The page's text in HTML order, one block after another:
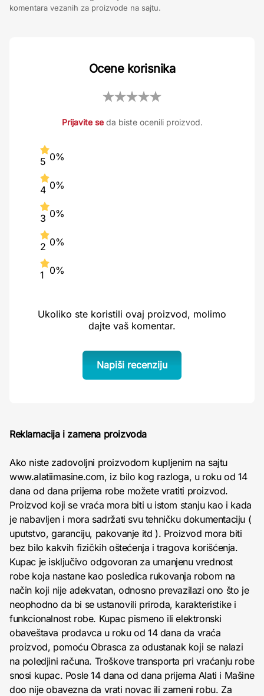
komentara vezanih za proizvode na sajtu.
Ocene korisnika
Prijavite seda biste ocenili proizvod.
5 0%
4 0%
3 0%
2 0%
1 0%
Ukoliko ste koristili ovaj proizvod, molimo
dajte vaš komentar.
Napiši recenziju
Reklamacija i zamena proizvoda
Ako niste zadovoljni proizvodom kupljenim na sajtu
www.alatiimasine.com, iz bilo kog razloga, u roku od 14
dana od dana prijema robe možete vratiti proizvod.
Proizvod koji se vraća mora biti u istom stanju kao i kada
je nabavljen i mora sadržati svu tehničku dokumentaciju (
uputstvo, garanciju, pakovanje itd ). Proizvod mora biti
bez bilo kakvih fizičkih oštećenja i tragova korišćenja.
Kupac je isključivo odgovoran za umanjenu vrednost
robe koja nastane kao posledica rukovanja robom na
način koji nije adekvatan, odnosno prevazilazi ono što je
neophodno da bi se ustanovili priroda, karakteristike i
funkcionalnost robe. Kupac pismeno ili elektronski
obaveštava prodavca u roku od 14 dana da vraća
proizvod, pomoću Obrasca za odustanak koji se nalazi
na poledjini računa. Troškove transporta pri vraćanju robe
snosi kupac. Posle 14 dana od dana prijema Alati i Mašine
doo nije obavezna da vrati novac ili zameni robu. Za